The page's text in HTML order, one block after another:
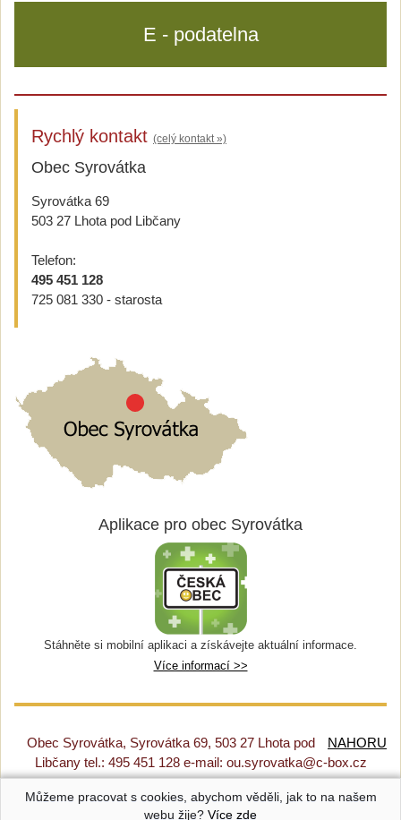
E - podatelna
Rychlý kontakt (celý kontakt »)
Obec Syrovátka
Syrovátka 69
503 27 Lhota pod Libčany
Telefon:
495 451 128
725 081 330 - starosta
Aplikace pro obec Syrovátka
Stáhněte si mobilní aplikaci a získávejte aktuální informace.
Více informací >>
NAHORU
Obec Syrovátka, Syrovátka 69, 503 27 Lhota pod
Libčany tel.: 495 451 128 e-mail: ou.syrovatka@c-box.cz
Prohlášení o přístupnosti|Původní web|Nastavení cookies
Můžeme pracovat s cookies, abychom věděli, jak to na našem
webu žije? Více zde